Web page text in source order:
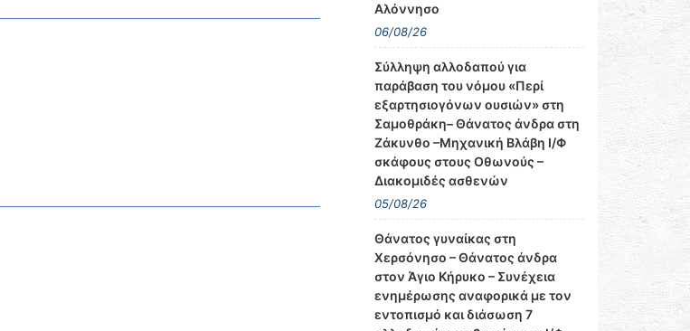
Αλόννησο
06/08/26
Σύλληψη αλλοδαπού για
παράβαση του νόμου «Περί
εξαρτησιογόνων ουσιών» στη
Σαμοθράκη– Θάνατος άνδρα στη
Ζάκυνθο –Μηχανική Βλάβη Ι/Φ
σκάφους στους Οθωνούς –
Διακομιδές ασθενών
05/08/26
Θάνατος γυναίκας στη
Χερσόνησο – Θάνατος άνδρα
στον Άγιο Κήρυκο – Συνέχεια
ενημέρωσης αναφορικά με τον
εντοπισμό και διάσωση 7